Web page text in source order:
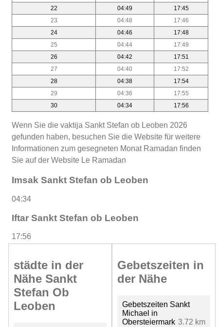
22
04:49
17:45
23
04:48
17:46
24
04:46
17:48
25
04:44
17:49
26
04:42
17:51
27
04:40
17:52
28
04:38
17:54
29
04:36
17:55
30
04:34 17:56
Wenn Sie die vaktija Sankt Stefan ob Leoben 2026
gefunden haben, besuchen Sie die Website für weitere
Informationen zum gesegneten Monat Ramadan finden
Sie auf der Website Le Ramadan
Imsak Sankt Stefan ob Leoben
04:34
Iftar Sankt Stefan ob Leoben
17:56
städte in der
Nähe Sankt
Stefan Ob
Leoben
Gebetszeiten in
der Nähe
Gebetszeiten Sankt
Michael in
Obersteiermark 3.72 km